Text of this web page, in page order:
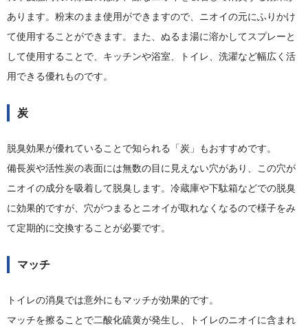
あります。粉末のまま使用ができますので、ニオイの元にふりかけ
て使用することができます。また、ぬるま湯に溶かしてスプレーと
して使用することで、キッチンや浴室、トイレ、洗濯など幅広く活
用できる優れものです。
炭
脱臭効果が優れていることで知られる「炭」もおすすめです。
備長炭や活性炭の表面には無数の目に見えない穴があり、この穴が
ニオイの成分を吸着して脱臭します。冷蔵庫や下駄箱などでの脱臭
に効果的ですが、穴がつまるとニオイが取れなくなるので様子をみ
て定期的に交換することが必要です。
マッチ
トイレの消臭では意外にもマッチが効果的です。
マッチを擦ることで二酸化硫黄が発生し、トイレのニオイに含まれ